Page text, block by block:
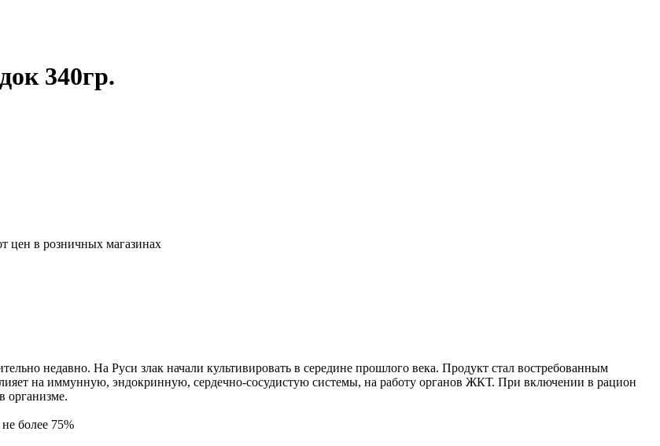
340гр.
цен в розничных магазинах
недавно. На Руси злак начали культивировать в середине прошлого века. Продукт стал востребованным
на иммунную, эндокринную, сердечно-сосудистую системы, на работу органов ЖКТ. При включении в рацион
организме.
более 75%